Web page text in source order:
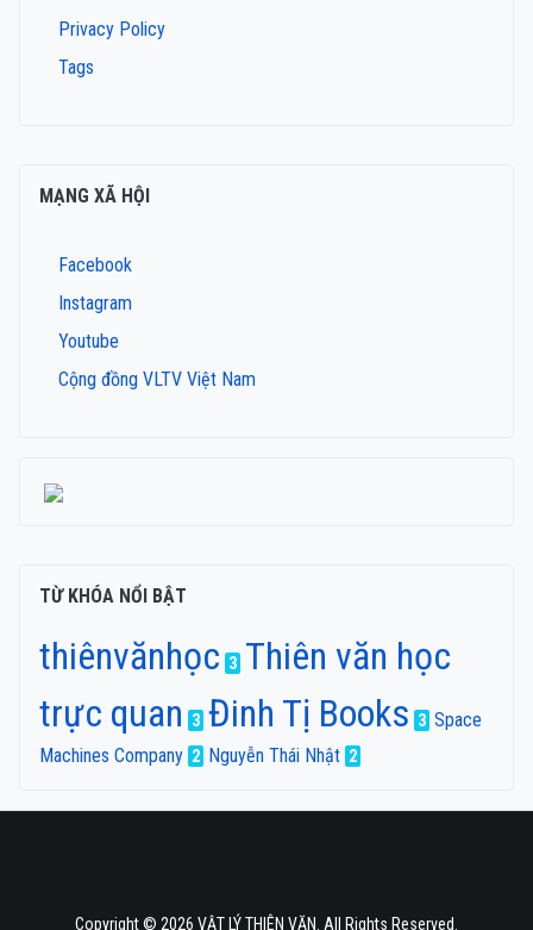
Privacy Policy
Tags
MẠNG XÃ HỘI
Facebook
Instagram
Youtube
Cộng đồng VLTV Việt Nam
TỪ KHÓA NỔI BẬT
thiênvănhọc 3 Thiên văn học
trực quan
3 Đinh Tị Books 3 Space
Machines Company 2 Nguyễn Thái Nhật 2
Copyright © 2026 VẬT LÝ THIÊN VĂN. All Rights Reserved.